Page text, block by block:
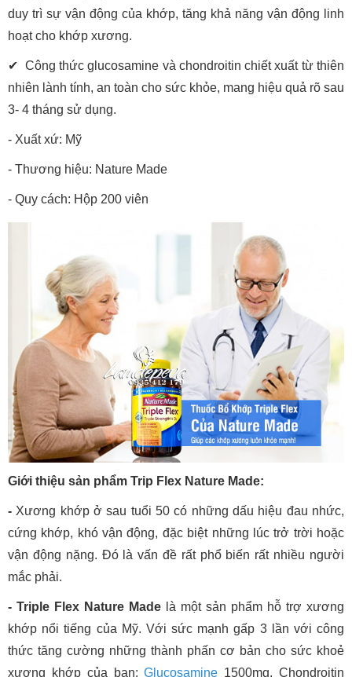
duy trì sự vận động của khớp, tăng khả năng vận động linh
hoạt cho khớp xương.
✔ Công thức glucosamine và chondroitin chiết xuất từ thiên
nhiên lành tính, an toàn cho sức khỏe, mang hiệu quả rõ sau
3- 4 tháng sử dụng.
- Xuất xứ: Mỹ
- Thương hiệu: Nature Made
- Quy cách: Hộp 200 viên
Giới thiệu sản phẩm Trip Flex Nature Made:
- Xương khớp ở sau tuổi 50 có những dấu hiệu đau nhức,
cứng khớp, khó vận động, đặc biệt những lúc trở trời hoặc
vận động nặng. Đó là vấn đề rất phổ biến rất nhiều người
mắc phải.
- Triple Flex Nature Made là một sản phẩm hỗ trợ xương
khớp nổi tiếng của Mỹ. Với sức mạnh gấp 3 lần với công
thức tăng cường những thành phấn cơ bản cho sức khoẻ
xương khớp của bạn:Glucosamine 1500mg, Chondroitin